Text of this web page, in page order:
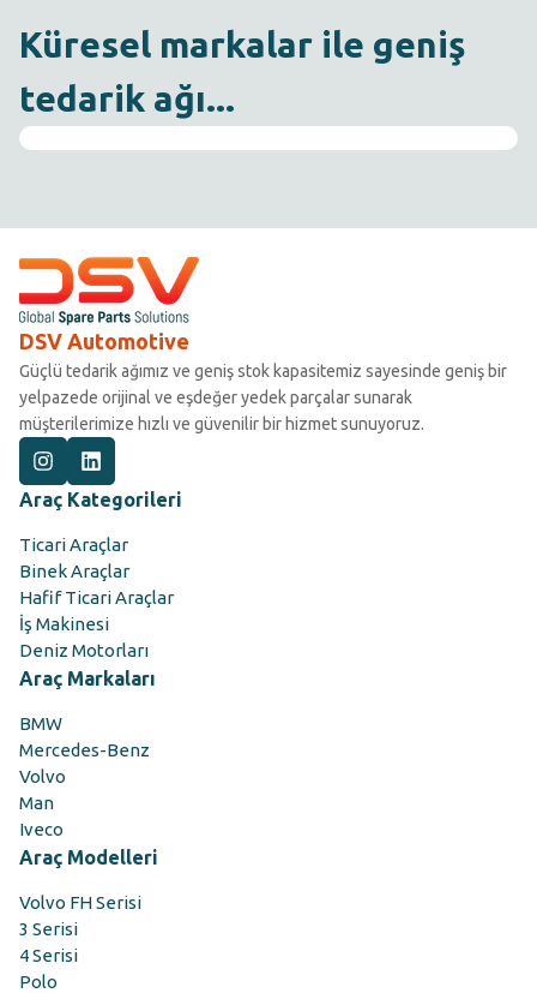
Küresel markalar ile geniş
tedarik ağı...
DSV Automotive
Güçlü tedarik ağımız ve geniş stok kapasitemiz sayesinde geniş bir
yelpazede orijinal ve eşdeğer yedek parçalar sunarak
müşterilerimize hızlı ve güvenilir bir hizmet sunuyoruz.
Araç Kategorileri
Ticari Araçlar
Binek Araçlar
Hafif Ticari Araçlar
İş Makinesi
Deniz Motorları
Araç Markaları
BMW
Mercedes-Benz
Volvo
Man
Iveco
Araç Modelleri
Volvo FH Serisi
3 Serisi
4 Serisi
Polo